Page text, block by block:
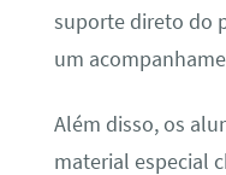
suporte direto do
um
Além disso, os
material especial